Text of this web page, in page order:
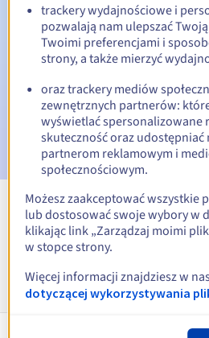
E-maile ostrzegawcze:60, 30, 15,
wygaśnięcia
E-mail w dniu wygaśnięcia
nazwy domeny
E-mail po Redemption Grace
usunięciu nazwy domeny
Zobacz wszystkie
Informacje
trackery wydajnościowe i
pozwalają nam ulepszać
Twoimi preferencjami i
strony, a także mierzyć
oraz trackery mediów
zewnętrznych partnerów:
wyświetlać spersonalizowane
skuteczność oraz udostępniać
partnerom reklamowym i
społecznościowym.
Możesz zaakceptować wszystkie
lub dostosować swoje wybory w
klikając link „Zarządzaj moimi
w stopce strony.
Więcej informacji znajdziesz w
dotyczącej wykorzystywania